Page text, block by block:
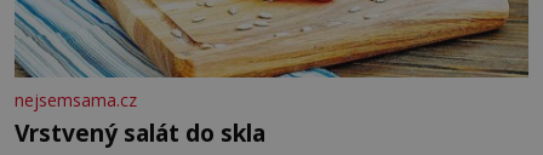
nejsemsama.cz
Vrstvený salát do skla